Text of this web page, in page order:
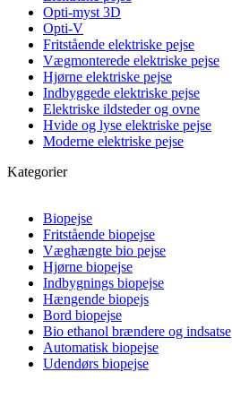
Opti-myst 3D
Opti-V
Fritstående elektriske pejse
Vægmonterede elektriske pejse
Hjørne elektriske pejse
Indbyggede elektriske pejse
Elektriske ildsteder og ovne
Hvide og lyse elektriske pejse
Moderne elektriske pejse
Kategorier
Biopejse
Fritstående biopejse
Væghængte bio pejse
Hjørne biopejse
Indbygnings biopejse
Hængende biopejs
Bord biopejse
Bio ethanol brændere og indsatse
Automatisk biopejse
Udendørs biopejse